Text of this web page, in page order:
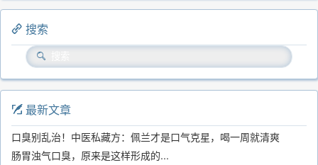
搜索
最新文章
口臭别乱治！中医私藏方：佩兰才是口气克星，喝一周就清爽
肠胃浊气口臭，原来是这样形成的...